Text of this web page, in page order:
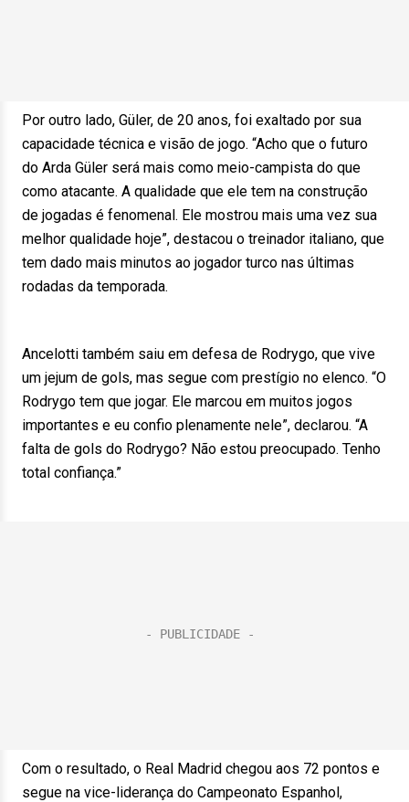
Por outro lado, Güler, de 20 anos, foi exaltado por sua
capacidade técnica e visão de jogo. “Acho que o futuro
do Arda Güler será mais como meio-campista do que
como atacante. A qualidade que ele tem na construção
de jogadas é fenomenal. Ele mostrou mais uma vez sua
melhor qualidade hoje”, destacou o treinador italiano, que
tem dado mais minutos ao jogador turco nas últimas
rodadas da temporada.
Ancelotti também saiu em defesa de Rodrygo, que vive
um jejum de gols, mas segue com prestígio no elenco. “O
Rodrygo tem que jogar. Ele marcou em muitos jogos
importantes e eu confio plenamente nele”, declarou. “A
falta de gols do Rodrygo? Não estou preocupado. Tenho
total confiança.”
Com o resultado, o Real Madrid chegou aos 72 pontos e
segue na vice-liderança do Campeonato Espanhol,